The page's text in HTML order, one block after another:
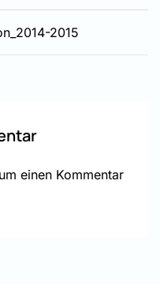
2015
einen Kommentar